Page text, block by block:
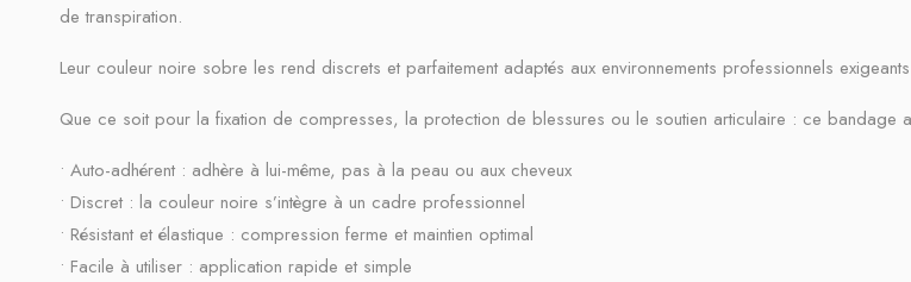
de transpiration.
Leur couleur noire sobre les rend discrets et parfaitement adaptés aux environnements professionnels
Que ce soit pour la fixation de compresses, la protection de blessures ou le soutien articulaire : ce bandage
• Auto-adhérent : adhère à lui-même, pas à la peau ou aux cheveux
• Discret : la couleur noire s’intègre à un cadre professionnel
• Résistant et élastique : compression ferme et maintien optimal
• Facile à utiliser : application rapide et simple